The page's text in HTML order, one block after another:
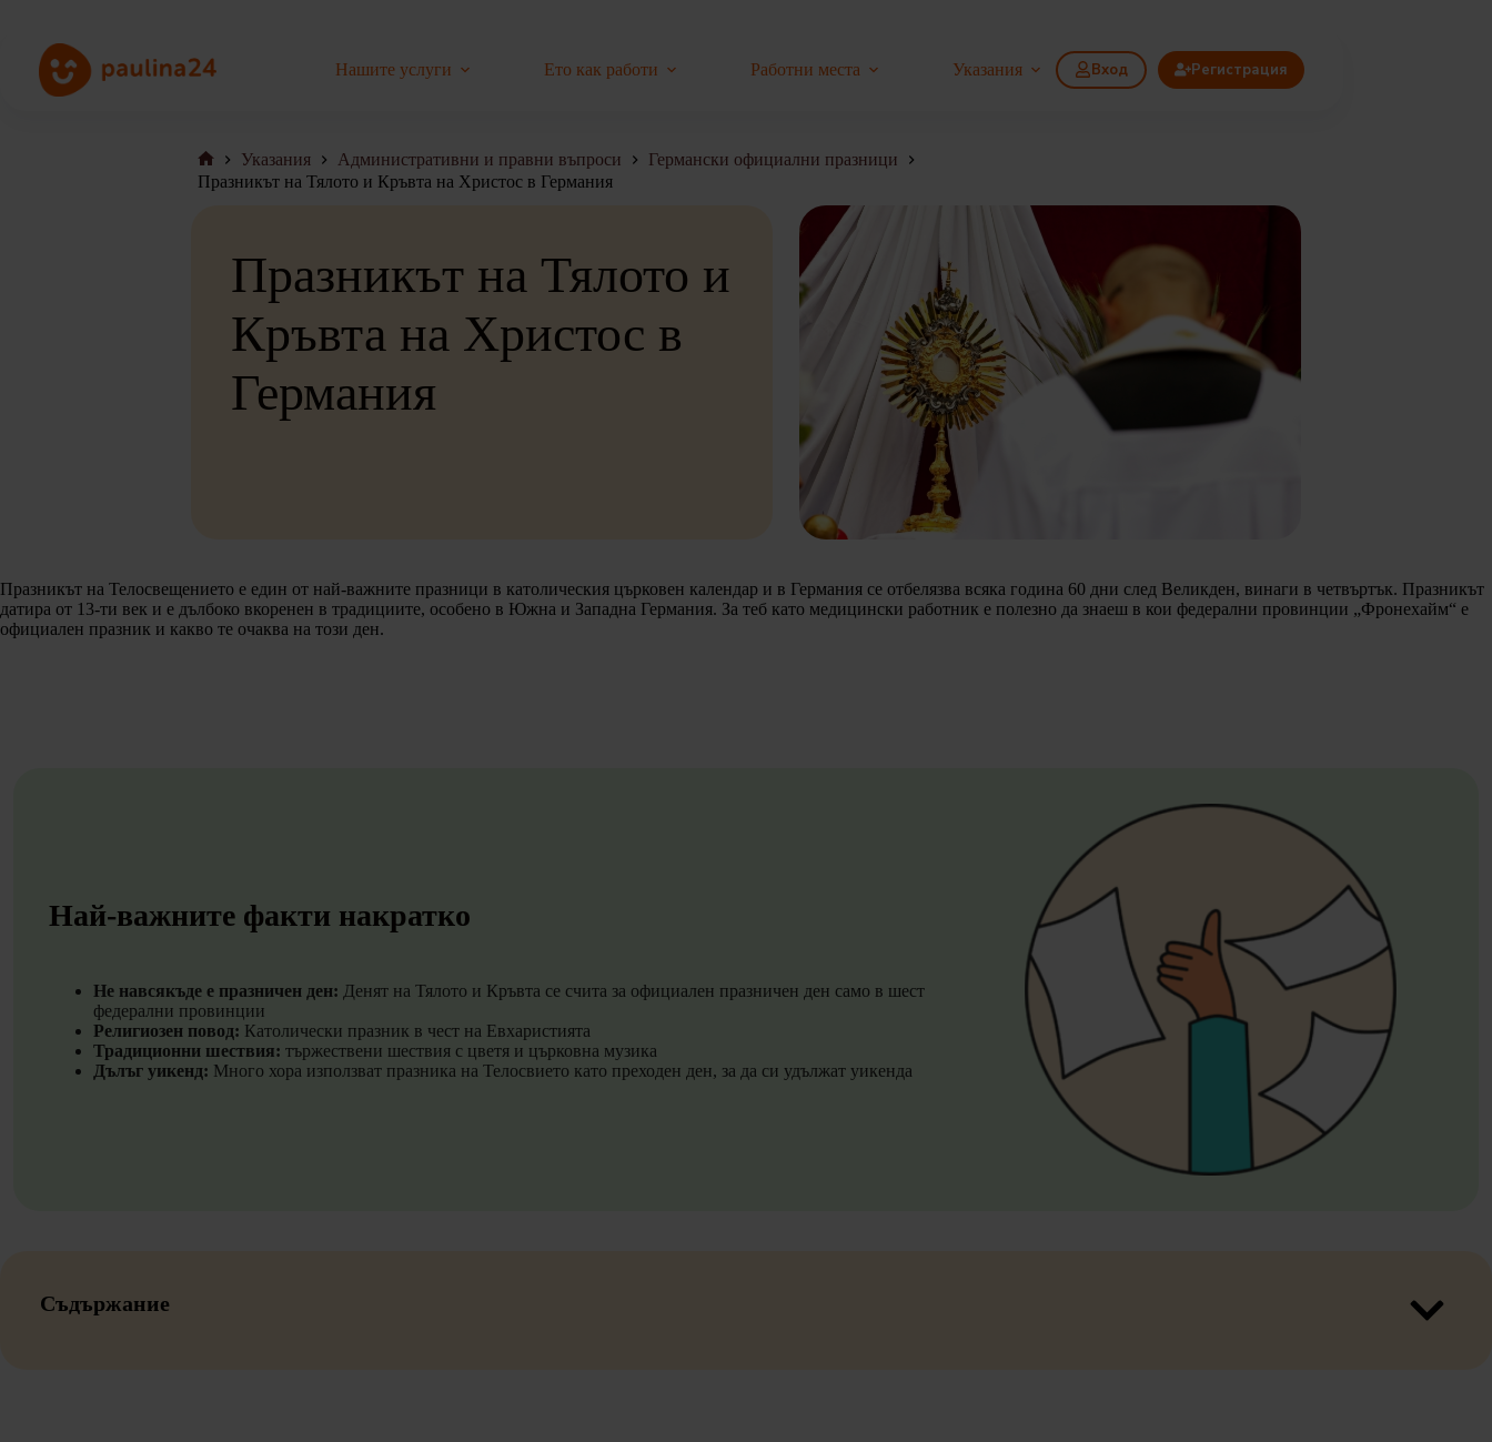
съдържанието
Нашите услуги
Ето как работи Работни места Указания Вход Регистрация
Начална
страница
Указания Административни и правни въпроси
Германски официални празници
Празникът на Тялото и Кръвта на Христос в Германия
Празникът на Тялото и
Кръвта на Христос в
Германия
Празникът на Телосвещението е един от най-важните празници в католическия църковен календар и в Германия се отбелязва всяка година 60 дни след Великден, винаги в четвъртък. Празникът
датира от 13-ти век и е дълбоко вкоренен в традициите, особено в Южна и Западна Германия. За теб като медицински работник е полезно да знаеш в кои федерални провинции „Фронехайм“ е
официален празник и какво те очаква на този ден.
Най-важните факти накратко
Не навсякъде е празничен ден: Денят на Тялото и Кръвта се счита за официален празничен ден само в шест
федерални провинции
Религиозен повод: Католически празник в чест на Евхаристията
Традиционни шествия: тържествени шествия с цветя и църковна музика
Дълъг уикенд: Много хора използват празника на Телосвието като преходен ден, за да си удължат уикенда
Съдържание